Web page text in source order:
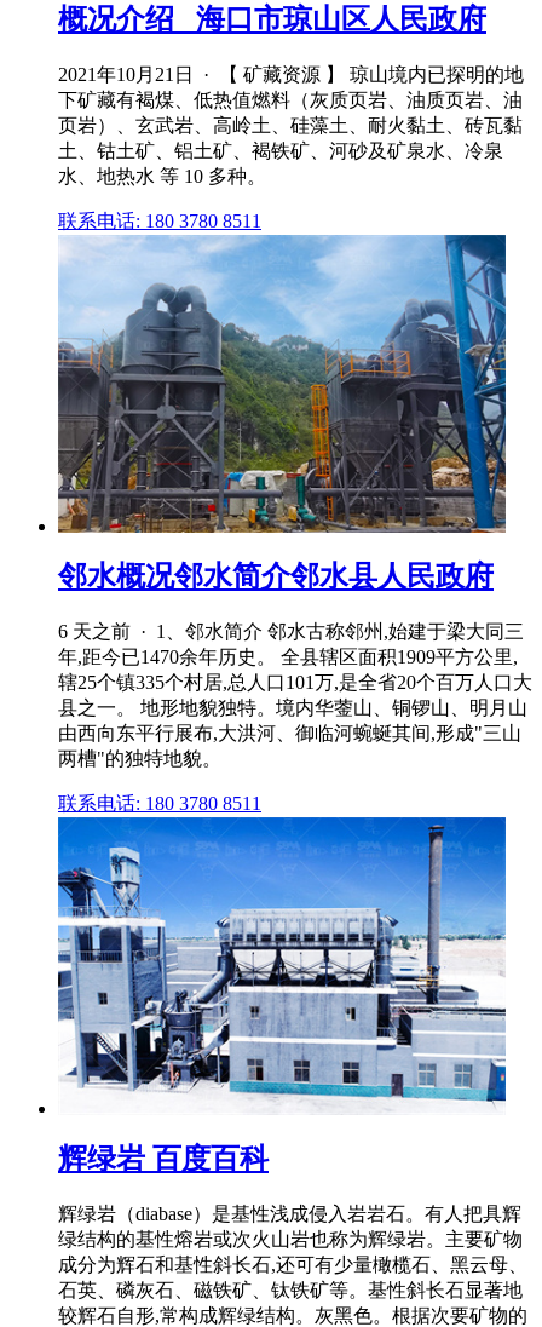
概况介绍_ 海口市琼山区人民政府
2021年10月21日 · 【 矿藏资源 】 琼山境内已探明的地
下矿藏有褐煤、低热值燃料（灰质页岩、油质页岩、油
页岩）、玄武岩、高岭土、硅藻土、耐火黏土、砖瓦黏
土、钴土矿、铝土矿、褐铁矿、河砂及矿泉水、冷泉
水、地热水 等 10 多种。
联系电话: 180 3780 8511
邻水概况邻水简介邻水县人民政府
6 天之前 · 1、邻水简介 邻水古称邻州,始建于梁大同三
年,距今已1470余年历史。 全县辖区面积1909平方公里,
辖25个镇335个村居,总人口101万,是全省20个百万人口大
县之一。 地形地貌独特。境内华蓥山、铜锣山、明月山
由西向东平行展布,大洪河、御临河蜿蜒其间,形成"三山
两槽"的独特地貌。
联系电话: 180 3780 8511
辉绿岩 百度百科
辉绿岩（diabase）是基性浅成侵入岩岩石。有人把具辉
绿结构的基性熔岩或次火山岩也称为辉绿岩。主要矿物
成分为辉石和基性斜长石,还可有少量橄榄石、黑云母、
石英、磷灰石、磁铁矿、钛铁矿等。基性斜长石显著地
较辉石自形,常构成辉绿结构。灰黑色。根据次要矿物的